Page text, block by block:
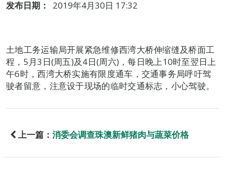
发布日期：
2019年4月30日 17:32
土地工务运输局开展紧急维修西湾大桥伸缩缝及桥面工
程，5月3日(周五)及4日(周六)，每日晚上10时至翌日上
午6时，西湾大桥实施有限度通车，交通事务局呼吁驾
驶者留意，注意设于现场的临时交通标志，小心驾驶。
上一篇： 消委会调查珠澳新鲜猪肉与蔬菜价格